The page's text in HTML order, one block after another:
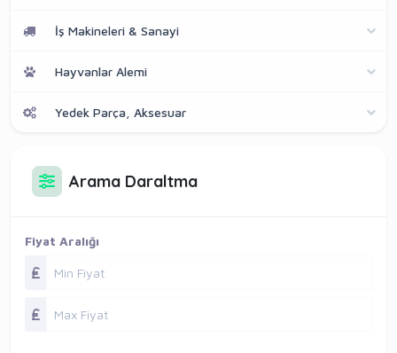
İş Makineleri & Sanayi
Hayvanlar Alemi
Yedek Parça, Aksesuar
Arama Daraltma
Fiyat Aralığı